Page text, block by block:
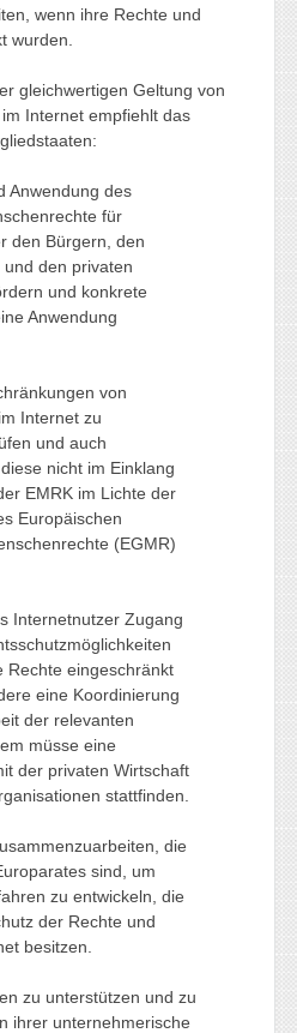
wenn ihre Rechte und
wurden.
gleichwertigen Geltung von
Internet empfiehlt das
Anwendung des
für
den Bürgern, den
den privaten
und konkrete
Anwendung
von
Internet zu
und auch
nicht im Einklang
EMRK im Lichte der
Europäischen
(EGMR)
Internetnutzer Zugang
Rechte eingeschränkt
eine Koordinierung
der relevanten
müsse eine
der privaten Wirtschaft
stattfinden.
die
sind, um
zu entwickeln, die
der Rechte und
besitzen.
zu unterstützen und zu
ihrer unternehmerische